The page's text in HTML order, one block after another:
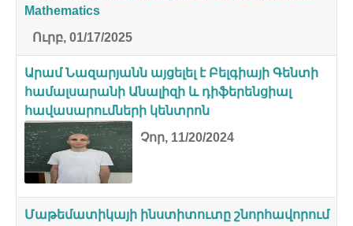
Mathematics
Ուրբ, 01/17/2025
Արամ Նազարյանն այցելել է Բելգիայի Գենտի
համալսարանի Անալիզի և դիֆերենցիալ
հավասարումների կենտրոն
Չոր, 11/20/2024
Մաթեմատիկայի ինստիտուտը շնորհավորում